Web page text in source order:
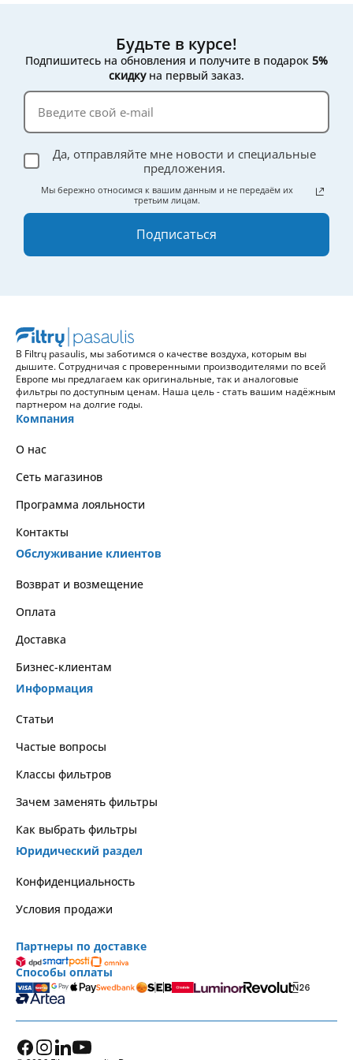
Будьте в курсе!
Подпишитесь на обновления и получите в подарок 5%
скидкуна первый заказ.
Да, отправляйте мне новости и специальные
предложения.
Мы бережно относимся к вашим данным и не передаём их
третьим лицам.
Подписаться
В Filtrų pasaulis, мы заботимся о качестве воздуха, которым вы
дышите. Сотрудничая с проверенными производителями по всей
Европе мы предлагаем как оригинальные, так и аналоговые
фильтры по доступным ценам. Наша цель - стать вашим надёжным
партнером на долгие годы.
Компания
О нас
Сеть магазинов
Программа лояльности
Контакты
Обслуживание клиентов
Возврат и возмещение
Оплата
Доставка
Бизнес-клиентам
Информация
Статьи
Частые вопросы
Классы фильтров
Зачем заменять фильтры
Как выбрать фильтры
Юридический раздел
Kонфиденциальность
Условия продажи
Партнеры по доставке
Способы оплаты